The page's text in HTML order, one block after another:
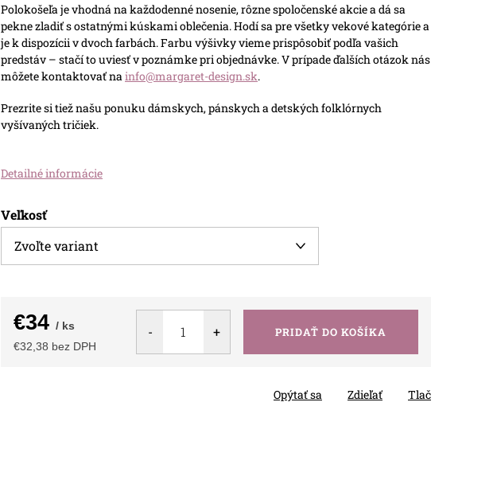
Polokošeľa je vhodná na každodenné nosenie, rôzne spoločenské akcie a dá sa
pekne zladiť s ostatnými kúskami oblečenia. Hodí sa pre všetky vekové kategórie a
je k dispozícii v dvoch farbách. Farbu výšivky vieme prispôsobiť podľa vašich
predstáv – stačí to uviesť v poznámke pri objednávke. V prípade ďalších otázok nás
môžete kontaktovať na info@margaret-design.sk.
Prezrite si tiež našu ponuku dámskych, pánskych a detských folklórnych
vyšívaných tričiek.
Detailné informácie
Veľkosť
€34 / ks
€32,38 bez DPH
PRIDAŤ DO KOŠÍKA
Tlač
Opýtať sa Zdieľať